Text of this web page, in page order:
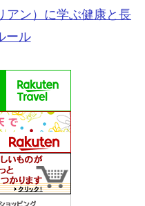
アン）に学ぶ健康と長
ール